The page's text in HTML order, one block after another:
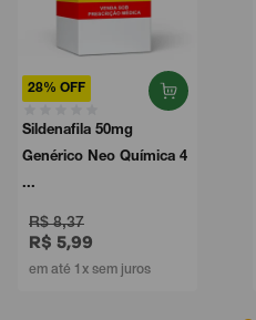
28% OFF
Sildenafila 50mg
Genérico Neo Química 4
...
R$ 8,37
R$ 5,99
em até 1x sem juros